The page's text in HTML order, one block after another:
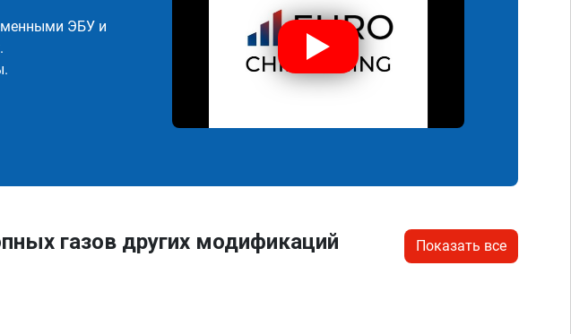
ЭБУ и
газов других модификаций
Показать все